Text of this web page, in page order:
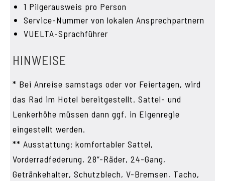
1 Pilgerausweis pro Person
Service-Nummer von lokalen Ansprechpartnern
VUELTA-Sprachführer
HINWEISE
* Bei Anreise samstags oder vor Feiertagen, wird
das Rad im Hotel bereitgestellt. Sattel- und
Lenkerhöhe müssen dann ggf. in Eigenregie
eingestellt werden.
** Ausstattung: komfortabler Sattel,
Vorderradfederung, 28“-Räder, 24-Gang,
Getränkehalter, Schutzblech, V-Bremsen, Tacho,